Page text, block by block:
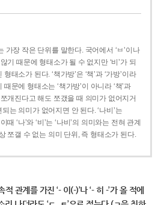
가장 작은 단위를 말한다. 국어에서 ‘ㅂ’이나
기 때문에 형태소가 될 수 없지만 ‘비’가 되
태소가 된다. ‘책가방’은 ‘책’과 ‘가방’이라
문에 형태소는 ‘책가방’이 아니라 ‘책’과
개진다고 해도 쪼갰을 때 의미가 없어지거
는 의미가 없어지면 안 된다. ‘나비’는
때 ‘나’와 ‘비’는 ‘나비’의 의미와는 전혀 관계
쪼갤 수 없는 의미 단위, 즉 형태소가 된다.
적 관계를 가진 ‘- 이(-)’나 ‘- 히 -’가 올 적에